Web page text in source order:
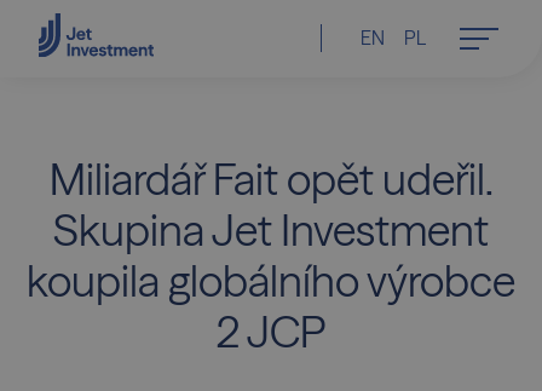
EN PL
Miliardář Fait opět udeřil.
Skupina Jet Investment
koupila globálního výrobce
2 JCP